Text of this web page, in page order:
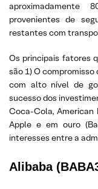
provenientes de
restantes com
Os principais fatores
são 1) O
com alto nível de
sucesso dos
Coca-Cola, American
Apple e em ouro
interesses entre a
Alibaba